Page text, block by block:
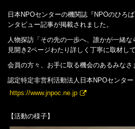
日本NPOセンターの機関誌『NPOのひろ
ンタビュー記事が掲載されました。
人物探訪「その先の一歩へ、誰かが一緒な
見開き2ページわたり詳しく丁寧に取材し
会員の方々、お手に取る機会のあるみなさ
認定特定非営利活動法人日本NPOセンター
https://www.jnpoc.ne.jp
【活動の様子】